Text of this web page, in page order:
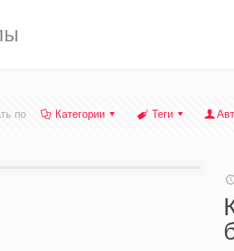
по Категории Теги